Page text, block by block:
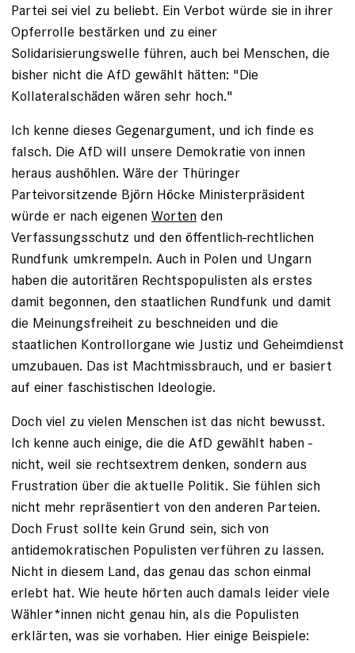
Partei sei viel zu beliebt. Ein Verbot würde sie in ihrer
Opferrolle bestärken und zu einer
Solidarisierungswelle führen, auch bei Menschen, die
bisher nicht die AfD gewählt hätten: "Die
Kollateralschäden wären sehr hoch."
Ich kenne dieses Gegenargument, und ich finde es
falsch. Die AfD will unsere Demokratie von innen
heraus aushöhlen. Wäre der Thüringer
Parteivorsitzende Björn Höcke Ministerpräsident
würde er nach eigenen Worten den
Verfassungsschutz und den öffentlich-rechtlichen
Rundfunk umkrempeln. Auch in Polen und Ungarn
haben die autoritären Rechtspopulisten als erstes
damit begonnen, den staatlichen Rundfunk und damit
die Meinungsfreiheit zu beschneiden und die
staatlichen Kontrollorgane wie Justiz und Geheimdienst
umzubauen. Das ist Machtmissbrauch, und er basiert
auf einer faschistischen Ideologie.
Doch viel zu vielen Menschen ist das nicht bewusst.
Ich kenne auch einige, die die AfD gewählt haben -
nicht, weil sie rechtsextrem denken, sondern aus
Frustration über die aktuelle Politik. Sie fühlen sich
nicht mehr repräsentiert von den anderen Parteien.
Doch Frust sollte kein Grund sein, sich von
antidemokratischen Populisten verführen zu lassen.
Nicht in diesem Land, das genau das schon einmal
erlebt hat. Wie heute hörten auch damals leider viele
Wähler*innen nicht genau hin, als die Populisten
erklärten, was sie vorhaben. Hier einige Beispiele: